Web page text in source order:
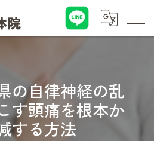
の自律神経の乱
す頭痛を根本か
する方法